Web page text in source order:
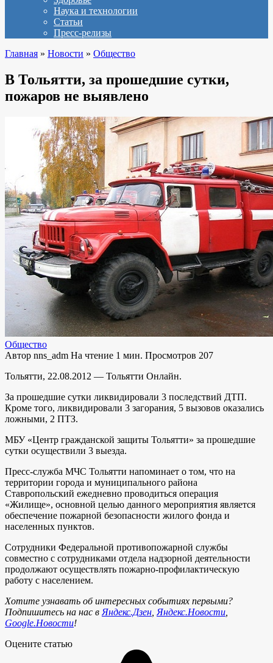
Наука и технологии
Статьи
Пресс-релизы
Главная » Новости » Общество
В Тольятти, за прошедшие сутки,
пожаров не выявлено
Общество
Автор nns_adm На чтение 1 мин. Просмотров 207
Тольятти, 22.08.2012 — Тольятти Онлайн.
За прошедшие сутки ликвидировали 3 последствий ДТП.
Кроме того, ликвидировали 3 загорания, 5 вызовов оказались
ложными, 2 ПТЗ.
МБУ «Центр гражданской защиты Тольятти» за прошедшие
сутки осуществили 3 выезда.
Пресс-служба МЧС Тольятти напоминает о том, что на
территории города и муниципального района
Ставропольский ежедневно проводиться операция
«Жилище», основной целью данного мероприятия является
обеспечение пожарной безопасности жилого фонда и
населенных пунктов.
Сотрудники Федеральной противопожарной службы
совместно с сотрудниками отдела надзорной деятельности
продолжают осуществлять пожарно-профилактическую
работу с населением.
Хотите узнавать об интересных событиях первыми?
Подпишитесь на нас в Яндекс.Дзен Яндекс.Новости
Google.Новости!
Оцените статью